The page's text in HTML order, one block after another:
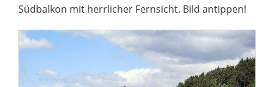
Südbalkon mit herrlicher Fernsicht. Bild antippen!